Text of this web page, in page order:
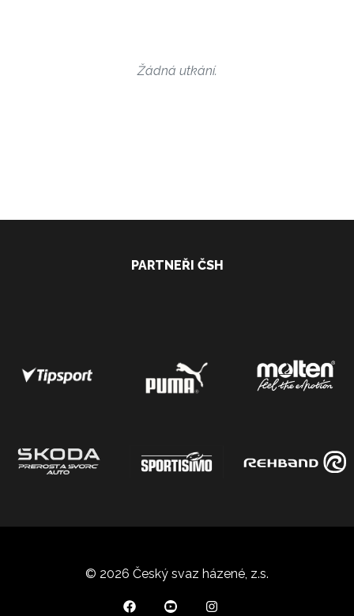
Žádná utkání.
PARTNEŘI ČSH
© 2026 Český svaz házené, z.s.